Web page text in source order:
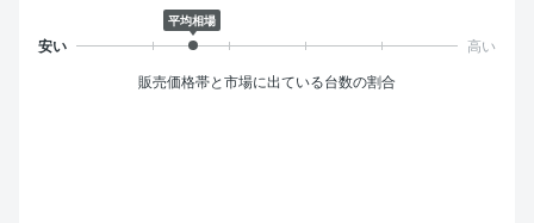
平均相場
販売価格帯と市場に出ている台数の割合